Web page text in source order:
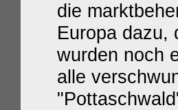
die
Europa dazu,
wurden noch
alle